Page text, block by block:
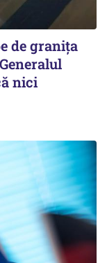
de granița
nici